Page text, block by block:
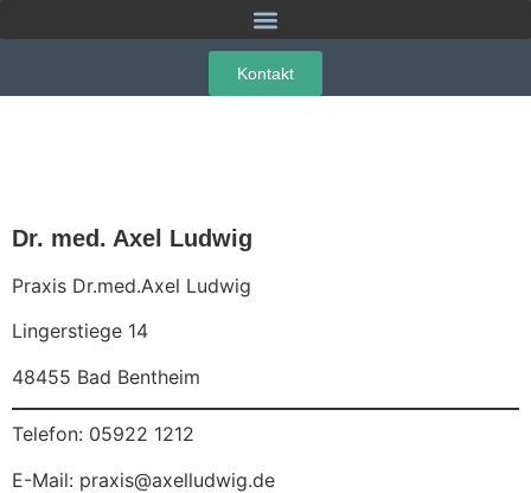
Kontakt
Dr. med. Axel Ludwig
Praxis Dr.med.Axel Ludwig
Lingerstiege 14
48455 Bad Bentheim
Telefon: 05922 1212
E-Mail: praxis@axelludwig.de